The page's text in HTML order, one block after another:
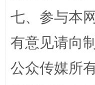
千年窑火
七、参与本
有意见请向
公众传媒所